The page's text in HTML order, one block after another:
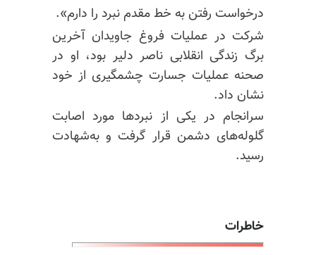
درخواست رفتن به خط مقدم نبرد را دارم».
شرکت در عملیات فروغ جاویدان آخرین
برگ زندگی انقلابی ناصر دلیر بود، او در
صحنه عملیات جسارت چشمگیری از خود
نشان داد.
سرانجام در یکی از نبردها مورد اصابت
گلوله‌های دشمن قرار گرفت و به‌شهادت
رسید.
خاطرات